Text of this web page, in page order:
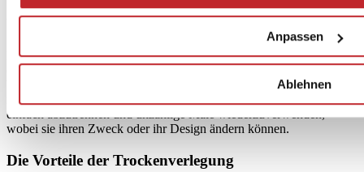
Anpassen
Ablehnen
Wiederverwendung von Fliesen
Diese Verlegemethode ermöglicht eine schnelle Entfernung, ohne
dass der vorhandene Bodenbelag oder die Fliesen selbst
beeinträchtigt werden. Questa modalità di Dank dieser Technik ist es
möglich, die Elemente, aus denen sich die Fassade zusammensetzt,
einfach abzutrennen und unzählige Male wiederzuverwenden,
wobei sie ihren Zweck oder ihr Design ändern können.
Die Vorteile der Trockenverlegung